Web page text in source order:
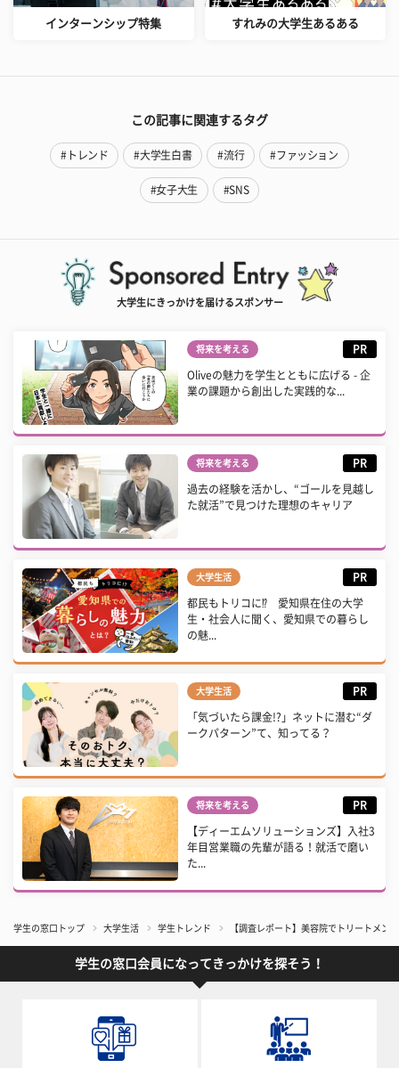
インターンシップ特集 すれみの大学生あるある
この記事に関連するタグ
#トレンド #大学生白書 #流行 #ファッション
#女子大生 #SNS
大学生にきっかけを届けるスポンサー
将来を考える PR
Oliveの魅力を学生とともに広げる - 企
業の課題から創出した実践的な...
将来を考える PR
過去の経験を活かし、“ゴールを見越し
た就活”で見つけた理想のキャリア
大学生活 PR
都民もトリコに⁉ 愛知県在住の大学
生・社会人に聞く、愛知県での暮らし
の魅...
大学生活 PR
「気づいたら課金!?」ネットに潜む“ダ
ークパターン”て、知ってる？
将来を考える PR
【ディーエムソリューションズ】入社3
年目営業職の先輩が語る！就活で磨い
た...
学生の窓口トップ 大学生活 学生トレンド 【調査レポート】美容院でトリートメン
学生の窓口会員になってきっかけを探そう！